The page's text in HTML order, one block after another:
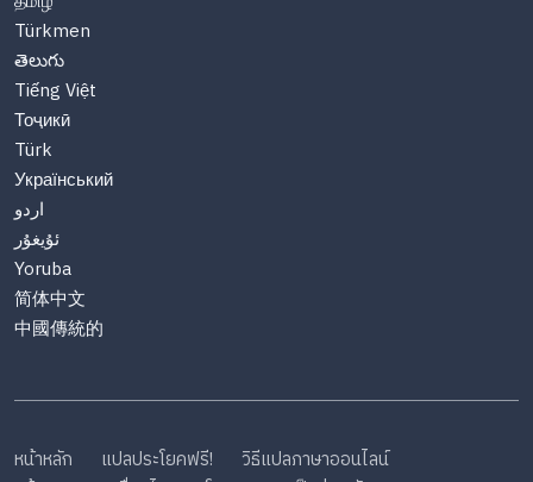
Türkmen
తెలుగు
Tiếng Việt
Тоҷикӣ
Türk
Український
اردو
ئۇيغۇر
Yoruba
简体中文
中國傳統的
หน้าหลัก แปลประโยคฟรี!
วิธีแปลภาษาออนไลน์